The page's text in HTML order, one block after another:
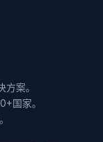
案。
国家。